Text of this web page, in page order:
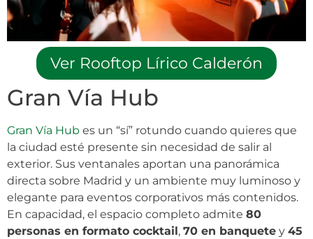
Ver Rooftop Lírico Calderón
Gran Vía Hub
Gran Vía Hub es un “sí” rotundo cuando quieres que
la ciudad esté presente sin necesidad de salir al
exterior. Sus ventanales aportan una panorámica
directa sobre Madrid y un ambiente muy luminoso y
elegante para eventos corporativos más contenidos.
En capacidad, el espacio completo admite 80
personas en formato cocktail , 70 en banquete y 45